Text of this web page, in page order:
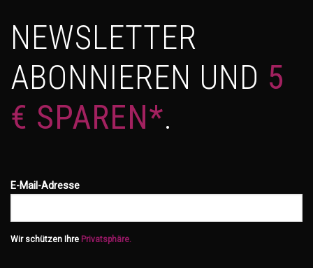
NEWSLETTER
ABONNIEREN UND 5
€ SPAREN*.
E-Mail-Adresse
Wir schützen Ihre Privatsphäre.